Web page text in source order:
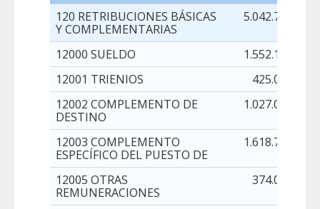
120 RETRIBUCIONES BÁSICAS
Y COMPLEMENTARIAS
5.042.787,00
12000 SUELDO
1.552.128,00
12001 TRIENIOS
425.098,00
12002 COMPLEMENTO DE
DESTINO
1.027.042,00
12003 COMPLEMENTO
ESPECÍFICO DEL PUESTO DE
1.618.746,00
12005 OTRAS
REMUNERACIONES
374.004,00